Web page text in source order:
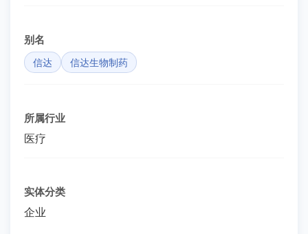
别名
信达 信达生物制药
所属行业
医疗
实体分类
企业